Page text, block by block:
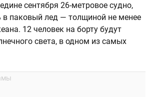
сентября 26-метровое судно,
в паковый лед — толщиной не менее
12 человек на борту будут
света, в одном из самых